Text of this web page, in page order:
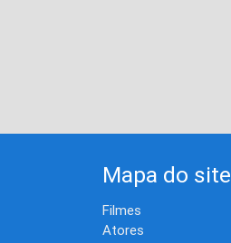
Mapa do site
Filmes
Atores